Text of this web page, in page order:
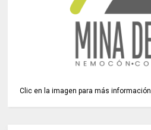
Clic en la imagen para más información